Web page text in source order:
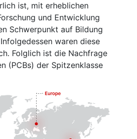
ist, mit erheblichen
und Entwicklung
Schwerpunkt auf Bildung
waren diese
Folglich ist die Nachfrage
(PCBs) der Spitzenklasse